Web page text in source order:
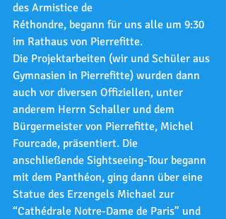
des Armistice de
Réthondre, begann für uns alle um 9:30
im Rathaus von Pierrefitte.
Die Projektarbeiten (wir und Schüler aus
Gymnasien in Pierrefitte) wurden dann
auch vor diversen Offiziellen, unter
anderem Herrn Schaller und dem
Bürgermeister von Pierrefitte, Michel
Fourcade, präsentiert. Die
anschließende Sightseeing-Tour begann
mit dem Panthéon, ging dann über eine
Statue des Erzengels Michael zur
“Cathédrale Notre-Dame de Paris” und